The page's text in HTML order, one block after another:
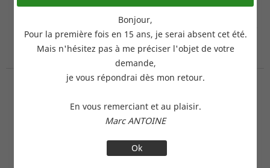
Numéro D-U-N-S et rapport disponibles sur demande
circonstanciée.
Bonjour,
Pour la première fois en 15 ans, je serai absent cet été.
Mais n'hésitez pas à me préciser l'objet de votre
demande,
je vous répondrai dès mon retour.
En vous remerciant et au plaisir.
Marc ANTOINE
Ok